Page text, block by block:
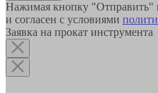
Нажимая кнопку "Отправить"
и согласен с условиями
Заявка на прокат инструмента